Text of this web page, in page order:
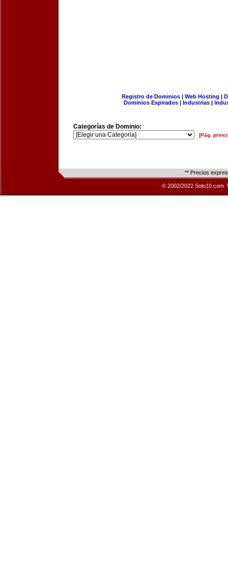
Registro de Dominios| Web Hosting |
Dominios Expirados | Industrias |
Categorías de Dominio:
[Pág.
** Precios
© 2002/2022 Solo10.com